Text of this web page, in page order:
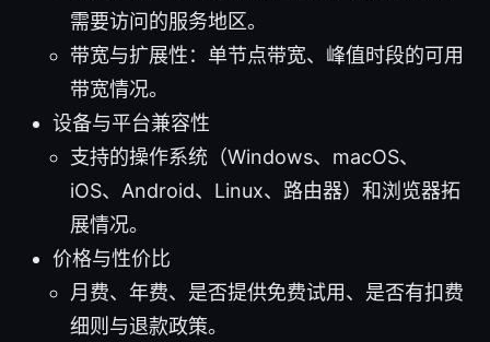
需要访问的服务地区。
带宽与扩展性：单节点带宽、峰值时段的可用
带宽情况。
设备与平台兼容性
支持的操作系统（Windows、macOS、
iOS、Android、Linux、路由器）和浏览器拓
展情况。
价格与性价比
月费、年费、是否提供免费试用、是否有扣费
细则与退款政策。